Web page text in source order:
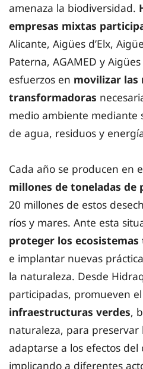
amenaza la biodiversidad.
empresas mixtas
Alicante, Aigües d’Elx,
Paterna, AGAMED y
esfuerzos en movilizar las
transformadoras
medio ambiente mediante
de agua, residuos y
Cada año se producen en
millones de toneladas de
20 millones de estos
ríos y mares. Ante esta
proteger los
e implantar nuevas
la naturaleza. Desde
participadas, promueven el
infraestructuras verdes,
naturaleza, para
adaptarse a los efectos del
implicando a diferentes